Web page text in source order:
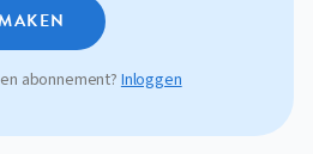
abonnement?Inloggen